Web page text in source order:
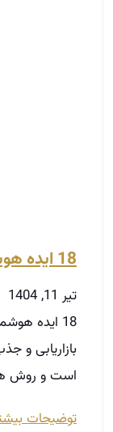
18 ایده هوشمندانه بازاریابی املاک
تیر 11, 1404
18 ایده
است و روش‌
توضیحات